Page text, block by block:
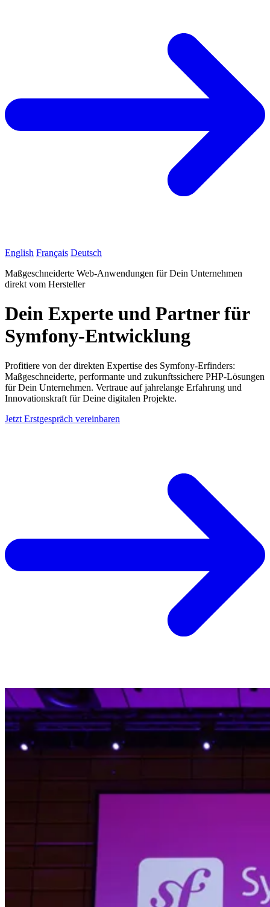
English Français Deutsch
Maßgeschneiderte Web-Anwendungen für Dein Unternehmen
direkt vom Hersteller
Dein Experte und Partner für
Symfony-Entwicklung
Profitiere von der direkten Expertise des Symfony-Erfinders:
Maßgeschneiderte, performante und zukunftssichere PHP-Lösungen
für Dein Unternehmen. Vertraue auf jahrelange Erfahrung und
Innovationskraft für Deine digitalen Projekte.
Jetzt Erstgespräch vereinbaren